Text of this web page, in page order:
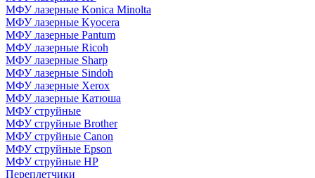
МФУ лазерные Konica Minolta
МФУ лазерные Kyocera
МФУ лазерные Pantum
МФУ лазерные Ricoh
МФУ лазерные Sharp
МФУ лазерные Sindoh
МФУ лазерные Xerox
МФУ лазерные Катюша
МФУ струйные
МФУ струйные Brother
МФУ струйные Canon
МФУ струйные Epson
МФУ струйные HP
Переплетчики